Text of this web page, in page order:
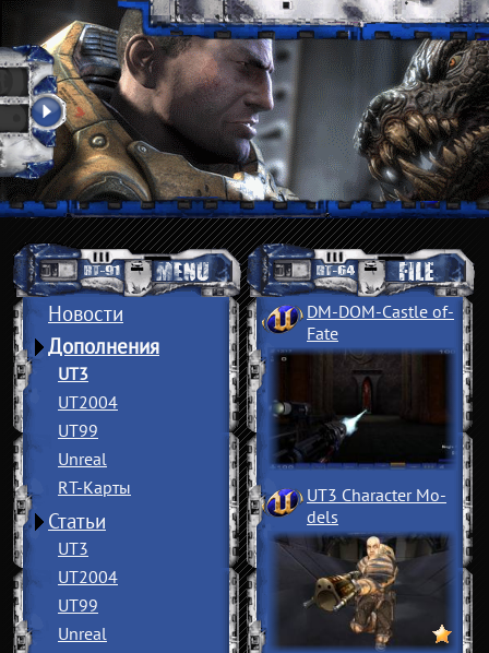
Новости
Дополнения
UT3
UT2004
UT99
Unreal
RT-Карты
Статьи
UT3
UT2004
UT99
Unreal
DM-DOM-Castle of­
Fate
UT3 Character Mo­
dels